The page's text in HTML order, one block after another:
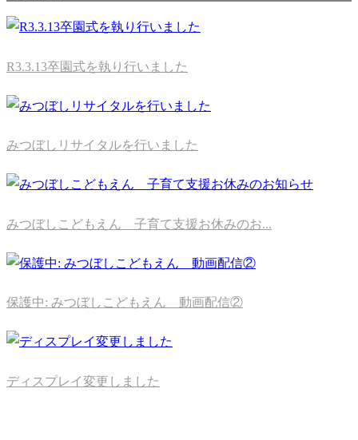
R3.3.13卒園式を執り行いました
みつぼしリサイタルを行いました
みつぼしこどもえん 子育て支援お休みのお...
保護中: みつぼしこどもえん 動画配信②
ディスプレイ変更しました